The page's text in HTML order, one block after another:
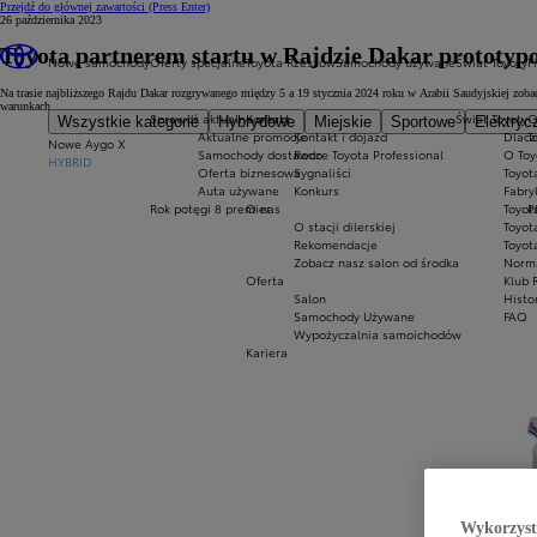
Przejdź do głównej zawartości (Press Enter)
Nowe samochody
Wszystkie kategorie Hybrydowe Miejskie Sportowe
Nowe Aygo X
HYBRID
Oferty specjalne
Sprawdź aktualne oferty
Aktualne promocje
Samochody dostawcze Toyota Professional
Oferta biznesowa
Auta używane
Rok potęgi 8 premier
Toyota Rzeszów
Kontakt
Kontakt i dojazd
Rodo
Sygnaliści
Konkurs
O nas
O stacji dilerskiej
Rekomendacje
Zobacz nasz salon od środka
Oferta
Salon
Samochody Używane
Wypożyczalnia samoichodów
Kariera
Samochody używaneŚwiat Toyoty
Świat Toyoty
O
Klub
FAQ
26 października 2023
Toyota partnerem startu w Rajdzie Dakar
Na trasie najbliższego Rajdu Dakar rozgrywanego między 5 a 19 stycznia 2024 roku w Arabii Saudyjskiej
warunkach.